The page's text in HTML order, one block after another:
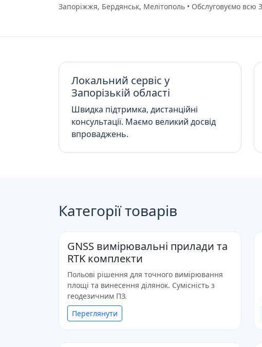
Запоріжжя, Бердянськ, Мелітополь • Обслуговуємо всю
Локальний сервіс у
Запорізькій області
Швидка підтримка, дистанційні
консультації. Маємо великий досвід
впроваджень.
Категорії товарів
GNSS вимірювальні прилади та
RTK комплекти
Польові рішення для точного вимірювання
площі та винесення ділянок. Сумісність з
геодезичним ПЗ.
Переглянути